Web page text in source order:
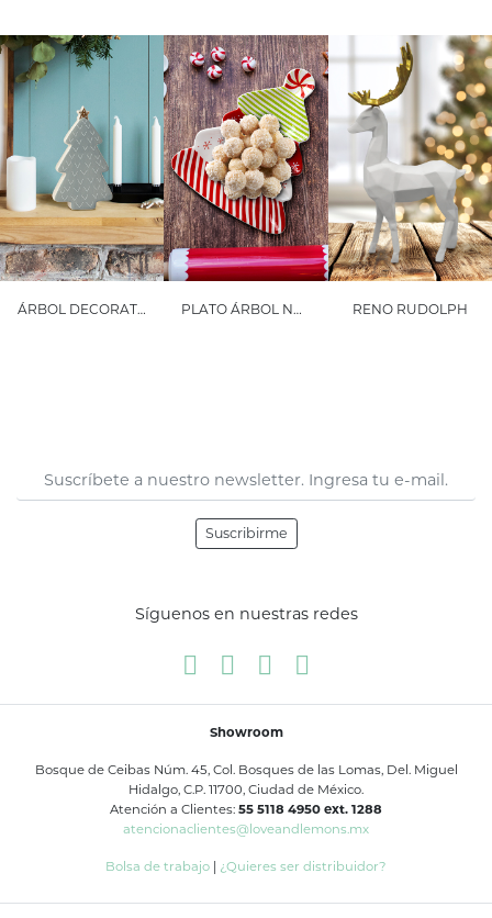
ÁRBOL DECORATIVO NAVIDEÑO PLATO ÁRBOL NAVIDEÑO RENO RUDOLPH
Suscribirme
Síguenos en nuestras redes
Showroom
Bosque de Ceibas Núm. 45, Col. Bosques de las Lomas, Del. Miguel
Hidalgo, C.P. 11700, Ciudad de México.
Atención a Clientes: 55 5118 4950 ext. 1288
atencionaclientes@loveandlemons.mx
Bolsa de trabajo ¿Quieres ser distribuidor?